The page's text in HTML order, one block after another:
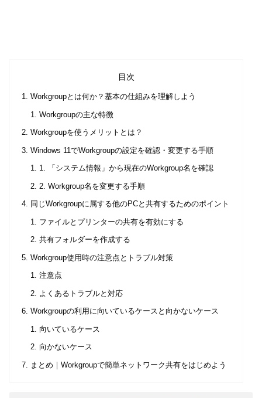
目次
Workgroupとは何か？基本の仕組みを理解しよう
Workgroupの主な特徴
Workgroupを使うメリットとは？
Windows 11でWorkgroupの設定を確認・変更する手順
1. 「システム情報」から現在のWorkgroup名を確認
2. Workgroup名を変更する手順
同じWorkgroupに属する他のPCと共有するためのポイント
ファイルとプリンターの共有を有効にする
共有フォルダーを作成する
Workgroup使用時の注意点とトラブル対策
注意点
よくあるトラブルと対応
Workgroupの利用に向いているケースと向かないケース
向いているケース
向かないケース
まとめ｜Workgroupで簡単ネットワーク共有をはじめよう